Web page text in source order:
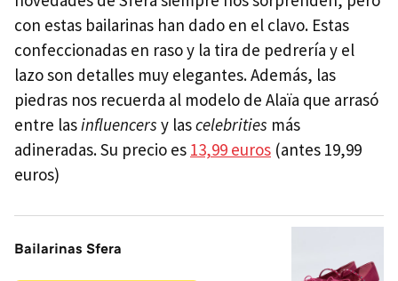
con estas bailarinas han dado en el clavo. Estas
confeccionadas en raso y la tira de pedrería y el
lazo son detalles muy elegantes. Además, las
piedras nos recuerda al modelo de Alaïa que arrasó
entre lasinfluencers y lascelebrities más
adineradas. Su precio es 13,99 euros (antes 19,99
euros)
Bailarinas Sfera